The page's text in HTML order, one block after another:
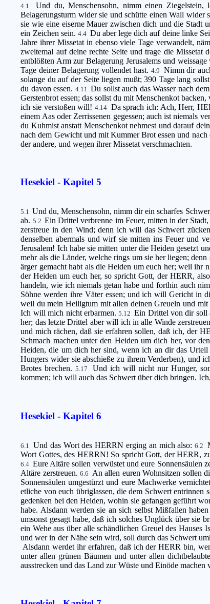
4.1 Und du, Menschensohn, nimm einen
Belagerungsturm wider sie und schütte einen Wall
sie wie eine eiserne Mauer zwischen dich und die Stadt
ein Zeichen sein.4.4 Du aber lege dich auf deine linke
Jahre ihrer Missetat in ebenso viele Tage verwandelt,
zweitemal auf deine rechte Seite und trage die
entblößten Arm zur Belagerung Jerusalems und weissage
Tage deiner Belagerung vollendet hast. 4.9 Nimm dir
solange du auf der Seite liegen mußt; 390 Tage lang
du davon essen. 4.11 Du sollst auch das Wasser nach
Gerstenbrot essen; das sollst du mit Menschenkot
ich sie verstoßen will!4.14 Da sprach ich: Ach, Herr,
einem Aas oder Zerrissenen gegessen; auch ist niemals
du Kuhmist anstatt Menschenkot nehmest und darauf
nach dem Gewicht und mit Kummer Brot essen und
der andere, und wegen ihrer Missetat verschmachten.
Hesekiel - Kapitel 5
5.1 Und du, Menschensohn, nimm dir ein scharfes
ab. 5.2 Ein Drittel verbrenne im Feuer, mitten in der
zerstreue in den Wind; denn ich will das Schwert
denselben abermals und wirf sie mitten ins Feuer und
Jerusalem! Ich habe sie mitten unter die Heiden gesetzt
mehr als die Länder, welche rings um sie her liegen;
ärger gemacht habt als die Heiden um euch her; weil ihr
der Heiden um euch her, so spricht Gott, der HERR,
handeln, wie ich niemals getan habe und forthin auch
Söhne werden ihre Väter essen; und ich will Gericht in
weil du mein Heiligtum mit allen deinen Greueln und
Ich will mich nicht erbarmen.5.12 Ein Drittel von dir soll
her; das letzte Drittel aber will ich in alle Winde
und mich rächen, daß sie erfahren sollen, daß ich, der
Schmach machen unter den Heiden um dich her, vor
Heiden, die um dich her sind, wenn ich an dir das
Hungers wider sie abschieße zu ihrem Verderben), und
Brotes brechen.5.17
Und ich will nicht nur Hunger,
kommen; ich will auch das Schwert über dich bringen.
Hesekiel - Kapitel 6
6.1 Und das Wort des HERRN erging an mich also:6.2
Wort Gottes, des HERRN! So spricht Gott, der HERR,
6.4 Eure Altäre sollen verwüstet und eure Sonnensäulen
Altäre zerstreuen.6.6 An allen euren Wohnsitzen sollen
Sonnensäulen umgestürzt und eure Machwerke
etliche von euch übriglassen, die dem Schwert
gedenken bei den Heiden, wohin sie gefangen geführt
habe. Alsdann werden sie an sich selbst Mißfallen
umsonst gesagt habe, daß ich solches Unglück über sie
ein Wehe aus über alle schändlichen Greuel des
und wer in der Nähe sein wird, soll durch das Schwert
Alsdann werdet ihr erfahren, daß ich der HERR bin,
unter allen grünen Bäumen und unter allen
ausstrecken und das Land zur Wüste und Einöde